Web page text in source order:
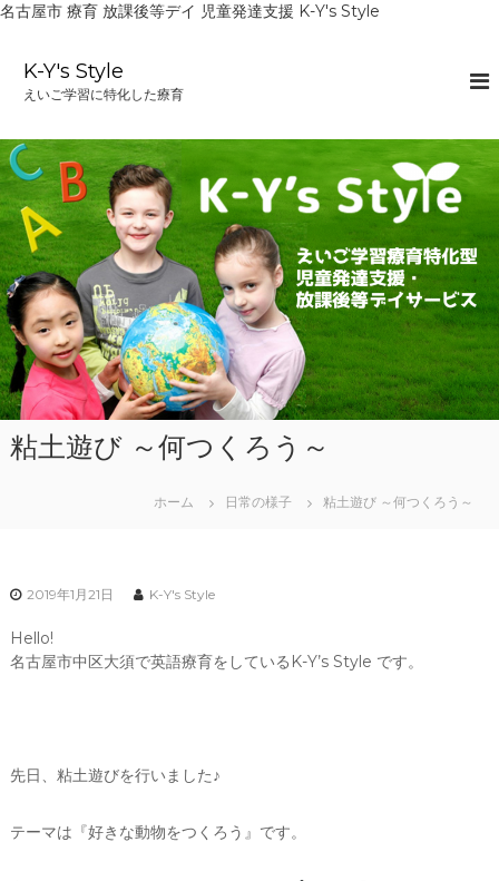
名古屋市 療育 放課後等デイ 児童発達支援 K-Y's Style
へ
ス
キ
ッ
プ
K-Y's Style
えいご学習に特化した療育
粘土遊び ～何つくろう～
ホーム 日常の様子 粘土遊び ～何つくろう～
2019年1月21日 K-Y's Style
Hello!
名古屋市中区大須で英語療育をしているK-Y’s Style です。
先日、粘土遊びを行いました♪
テーマは『好きな動物をつくろう』です。